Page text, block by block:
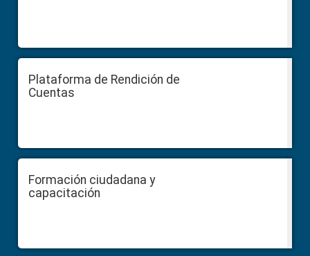
Plataforma de Rendición de
Cuentas
Formación ciudadana y
capacitación